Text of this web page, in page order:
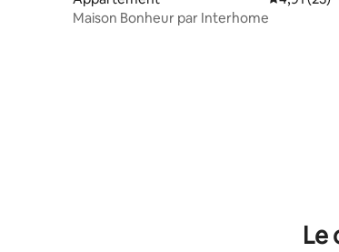
Maison Bonheur par Interhome
Le